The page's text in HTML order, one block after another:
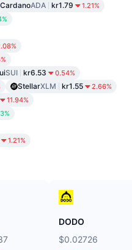
CardanoADA kr1.79 1.21%
SUI kr6.53 0.54%
StellarXLM kr1.55 2.66%
11.94%
1.21%
DODO
$0.02726